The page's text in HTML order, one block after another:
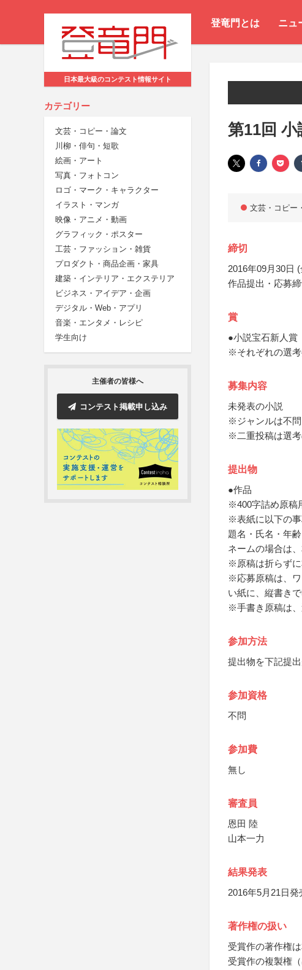
登竜門とは ニュ
日本最大級のコンテスト情報サイト
カテゴリー
文芸・コピー・論文
川柳・俳句・短歌
絵画・アート
写真・フォトコン
ロゴ・マーク・キャラクター
イラスト・マンガ
映像・アニメ・動画
グラフィック・ポスター
工芸・ファッション・雑貨
プロダクト・商品企画・家具
建築・インテリア・エクステリア
ビジネス・アイデア・企画
デジタル・Web・アプリ
音楽・エンタメ・レシピ
学生向け
主催者の皆様へ
コンテスト掲載申し込み
第11回
文芸・コピー
締切
2016年09月30日 (
作品提出・応募
賞
●小説宝石新人
※それぞれの選
募集内容
未発表の小説
※ジャンルは不問
※二重投稿は選
提出物
●作品
※400字詰め原稿
※表紙に以下の
題名・氏名・年
ネームの場合は、
※原稿は折らずに
※応募原稿は、ワ
い紙に、縦書き
※手書き原稿は
参加方法
提出物を下記提
参加資格
不問
参加費
無し
審査員
恩田 陸
山本一力
結果発表
2016年5月21日
著作権の扱い
受賞作の著作権
受賞作の複製権